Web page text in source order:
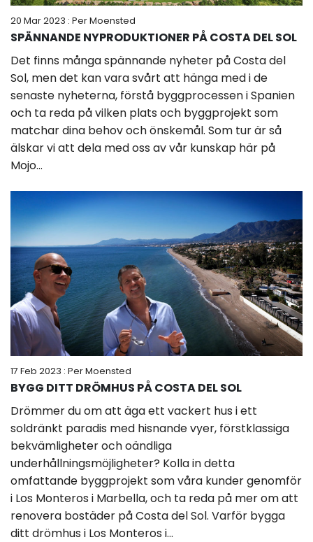
20 Mar 2023 : Per Moensted
SPÄNNANDE NYPRODUKTIONER PÅ COSTA DEL SOL
Det finns många spännande nyheter på Costa del
Sol, men det kan vara svårt att hänga med i de
senaste nyheterna, förstå byggprocessen i Spanien
och ta reda på vilken plats och byggprojekt som
matchar dina behov och önskemål. Som tur är så
älskar vi att dela med oss av vår kunskap här på
Mojo...
17 Feb 2023 : Per Moensted
BYGG DITT DRÖMHUS PÅ COSTA DEL SOL
Drömmer du om att äga ett vackert hus i ett
soldränkt paradis med hisnande vyer, förstklassiga
bekvämligheter och oändliga
underhållningsmöjligheter? Kolla in detta
omfattande byggprojekt som våra kunder genomför
i Los Monteros i Marbella, och ta reda på mer om att
renovera bostäder på Costa del Sol. Varför bygga
ditt drömhus i Los Monteros i...